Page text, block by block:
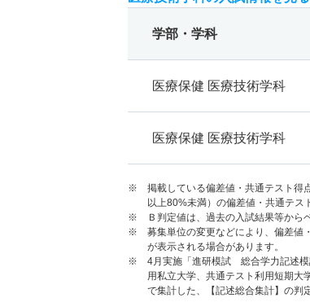
学部・学科
医療保健 医療技術学科
医療保健 医療技術学科
※ 掲載している偏差値・共通テスト得
以上80%未満）の偏差値・共通テス
※ Ｂ判定値は、過去の入試結果等から
※ 募集単位の変更などにより、偏差値
が表示される場合があります。
※ 4月実施「進研模試 総合学力記述模
用私立大学、共通テスト利用短期大
で集計した、【記述総合集計】の判